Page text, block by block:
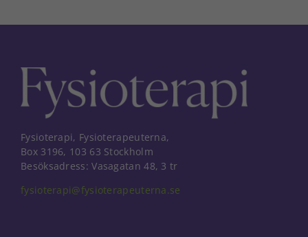
Fysioterapi, Fysioterapeuterna,
Box 3196, 103 63 Stockholm
Besöksadress: Vasagatan 48, 3 tr
fysioterapi@fysioterapeuterna.se